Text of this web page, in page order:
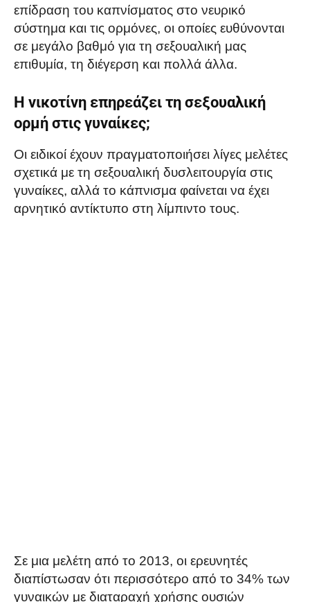
επίδραση του καπνίσματος στο νευρικό
σύστημα και τις ορμόνες, οι οποίες ευθύνονται
σε μεγάλο βαθμό για τη σεξουαλική μας
επιθυμία, τη διέγερση και πολλά άλλα.
Η νικοτίνη επηρεάζει τη σεξουαλική
ορμή στις γυναίκες;
Οι ειδικοί έχουν πραγματοποιήσει λίγες μελέτες
σχετικά με τη σεξουαλική δυσλειτουργία στις
γυναίκες, αλλά το κάπνισμα φαίνεται να έχει
αρνητικό αντίκτυπο στη λίμπιντο τους.
Σε μια μελέτη από το 2013, οι ερευνητές
διαπίστωσαν ότι περισσότερο από το 34% των
γυναικών με διαταραχή χρήσης ουσιών